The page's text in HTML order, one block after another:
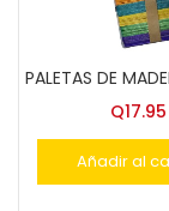
Q17.95
Añadir al